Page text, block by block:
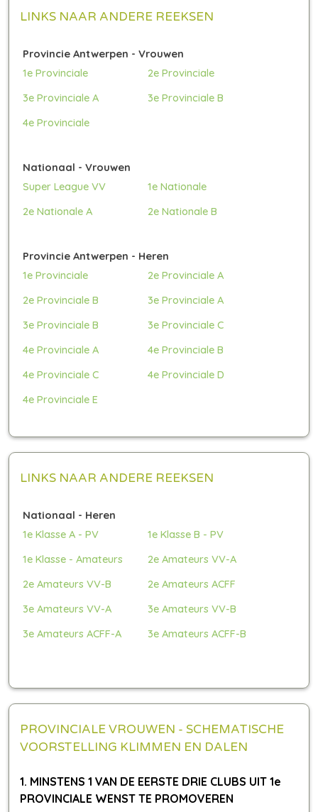
LINKS NAAR ANDERE REEKSEN
Provincie Antwerpen - Vrouwen
1e Provinciale
2e Provinciale
3e Provinciale A
3e Provinciale B
4e Provinciale
Nationaal - Vrouwen
Super League VV
1e Nationale
2e Nationale A
2e Nationale B
Provincie Antwerpen - Heren
1e Provinciale
2e Provinciale A
2e Provinciale B
3e Provinciale A
3e Provinciale B
3e Provinciale C
4e Provinciale A
4e Provinciale B
4e Provinciale C
4e Provinciale D
4e Provinciale E
LINKS NAAR ANDERE REEKSEN
Nationaal - Heren
1e Klasse A - PV
1e Klasse B - PV
1e Klasse - Amateurs
2e Amateurs VV-A
2e Amateurs VV-B
2e Amateurs ACFF
3e Amateurs VV-A
3e Amateurs VV-B
3e Amateurs ACFF-A
3e Amateurs ACFF-B
PROVINCIALE VROUWEN - SCHEMATISCHE
VOORSTELLING KLIMMEN EN DALEN
1. MINSTENS 1 VAN DE EERSTE DRIE CLUBS UIT 1e
PROVINCIALE WENST TE PROMOVEREN